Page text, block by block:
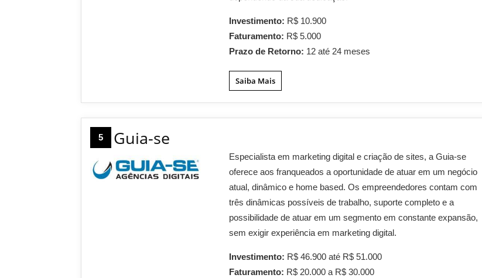
Investimento: R$ 10.900
Faturamento: R$ 5.000
Prazo de Retorno: 12 até 24 meses
Saiba Mais
5 Guia-se
Especialista em marketing digital e criação de sites, a Guia-se
oferece aos franqueados a oportunidade de atuar em um negócio
atual, dinâmico e home based. Os empreendedores contam com
três dinâmicas possíveis de trabalho, suporte completo e a
possibilidade de atuar em um segmento em constante expansão,
sem exigir experiência em marketing digital.
Investimento: R$ 46.900 até R$ 51.000
Faturamento: R$ 20.000 a R$ 30.000